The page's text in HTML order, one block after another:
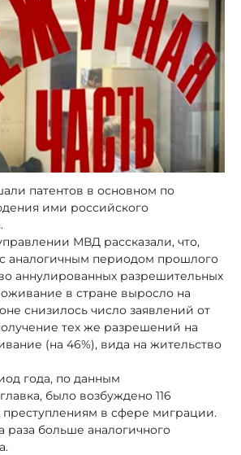
патентов в основном по
ими российского
МВД рассказали, что,
аналогичным периодом прошлого
аннулированных разрешительных
в стране выросло на
снизилось число заявлений от
тех же разрешений на
(на 46%), вида на жительство
года, по данным
было возбуждено 116
преступлениям в сфере миграции.
раза больше аналогичного